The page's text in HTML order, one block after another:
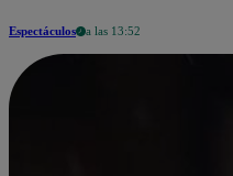
Espectáculos a las 13:52